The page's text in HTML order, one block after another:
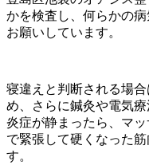
かを検査し、何らかの
お願いしています。
寝違えと判断される場
め、さらに鍼灸や電気療
炎症が静まったら、マ
で緊張して硬くなった
す。